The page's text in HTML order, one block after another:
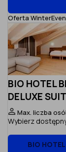
Oferta
BIO HOTEL
DELUXE
Max. liczba
Wybierz
BIO